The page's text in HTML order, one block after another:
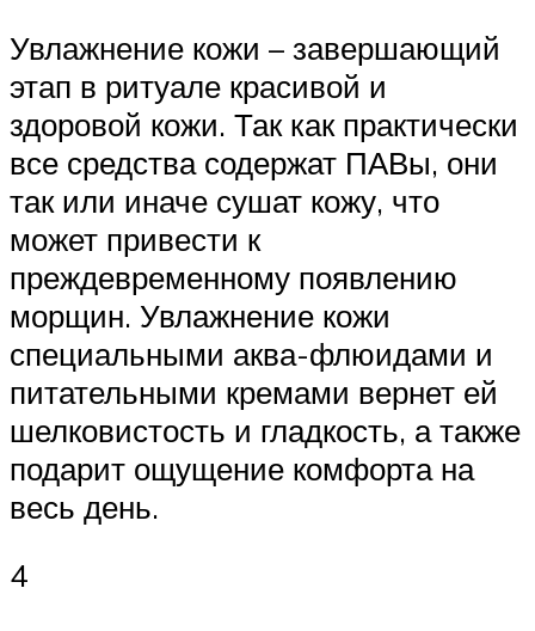
Увлажнение кожи – завершающий
этап в ритуале красивой и
здоровой кожи. Так как практически
все средства содержат ПАВы, они
так или иначе сушат кожу, что
может привести к
преждевременному появлению
морщин. Увлажнение кожи
специальными аква-флюидами и
питательными кремами вернет ей
шелковистость и гладкость, а также
подарит ощущение комфорта на
весь день.
4